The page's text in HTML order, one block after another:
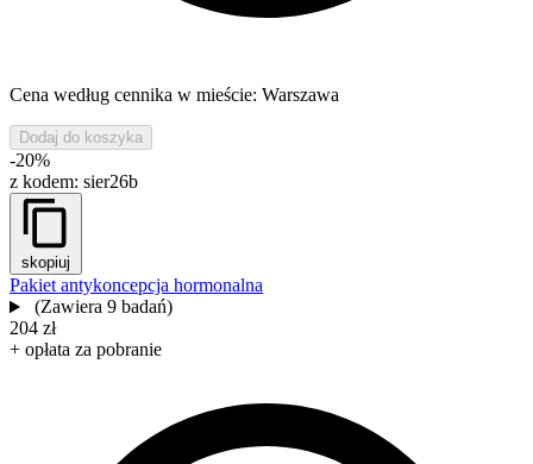
Cena według cennika w mieście: Warszawa
Dodaj do koszyka
-20%
z kodem: sier26b
skopiuj
Pakiet antykoncepcja hormonalna
(Zawiera 9 badań)
204 zł
+ opłata za pobranie